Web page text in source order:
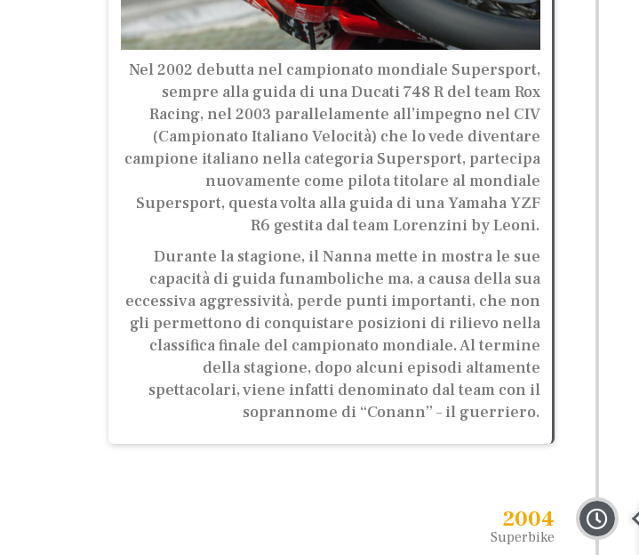
Nel 2002 debutta nel campionato mondiale Supersport,
sempre alla guida di una Ducati 748 R del team Rox
Racing, nel 2003 parallelamente all’impegno nel CIV
(Campionato Italiano Velocità) che lo vede diventare
campione italiano nella categoria Supersport, partecipa
nuovamente come pilota titolare al mondiale
Supersport, questa volta alla guida di una Yamaha YZF
R6 gestita dal team Lorenzini by Leoni.
Durante la stagione, il Nanna mette in mostra le sue
capacità di guida funamboliche ma, a causa della sua
eccessiva aggressività, perde punti importanti, che non
gli permettono di conquistare posizioni di rilievo nella
classifica finale del campionato mondiale. Al termine
della stagione, dopo alcuni episodi altamente
spettacolari, viene infatti denominato dal team con il
soprannome di “Conann” – il guerriero.
2004
Superbike